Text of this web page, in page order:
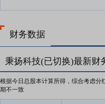
财务数据
秉扬科技(已切换)最新财
根据今日总股本计算所得，综合考虑分
期不一致